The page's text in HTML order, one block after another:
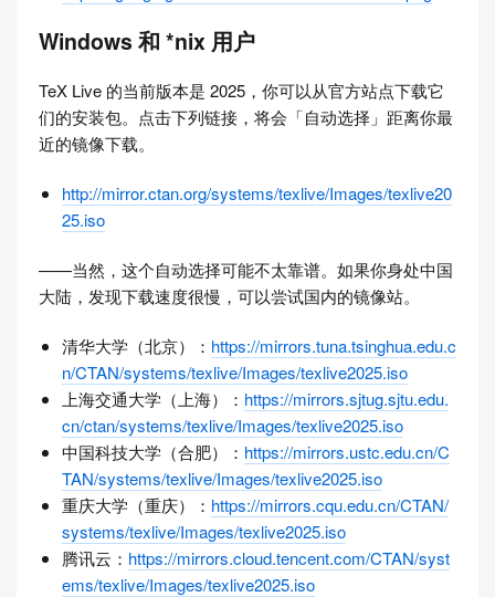
Windows 和 *nix 用户
TeX Live 的当前版本是 2025，你可以从官方站点下载它
们的安装包。点击下列链接，将会「自动选择」距离你最
近的镜像下载。
http://mirror.ctan.org/systems/texlive/Images/texlive20
25.iso
——当然，这个自动选择可能不太靠谱。如果你身处中国
大陆，发现下载速度很慢，可以尝试国内的镜像站。
清华大学（北京）： https://mirrors.tuna.tsinghua.edu.c
n/CTAN/systems/texlive/Images/texlive2025.iso
上海交通大学（上海）： https://mirrors.sjtug.sjtu.edu.
cn/ctan/systems/texlive/Images/texlive2025.iso
中国科技大学（合肥）： https://mirrors.ustc.edu.cn/C
TAN/systems/texlive/Images/texlive2025.iso
重庆大学（重庆）： https://mirrors.cqu.edu.cn/CTAN/
systems/texlive/Images/texlive2025.iso
腾讯云： https://mirrors.cloud.tencent.com/CTAN/syst
ems/texlive/Images/texlive2025.iso